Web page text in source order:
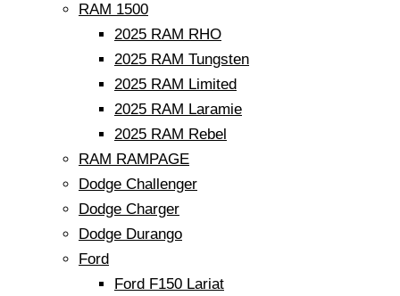
RAM 1500
2025 RAM RHO
2025 RAM Tungsten
2025 RAM Limited
2025 RAM Laramie
2025 RAM Rebel
RAM RAMPAGE
Dodge Challenger
Dodge Charger
Dodge Durango
Ford
Ford F150 Lariat